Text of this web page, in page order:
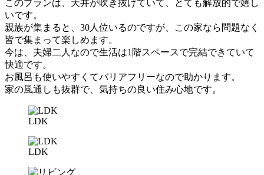
このプランは、天井が吹き抜けていて、とても解放的で嬉し
いです。
親族が集まると、30人位いるのですが、この家なら問題なく
皆で集まって楽しめます。
今は、夫婦二人なので生活は1階スペースで完結できていて
快適です。
お風呂も使いやすくてバリアフリーなので助かります。
家の風通しも抜群で、気持ちの良い住み心地です。
LDK
LDK